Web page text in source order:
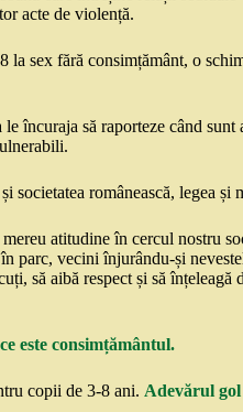
acte de violență.
sex fără consimțământ, o
încuraja să raporteze când
societatea românească, legea
atitudine în cercul nostru
vecini înjurându-și
să aibă respect și să înțeleagă
este consimțământul.
copii de 3-8 ani. Adevărul